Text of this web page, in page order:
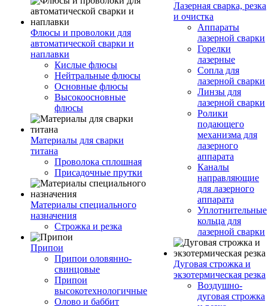
Флюсы и проволоки для
автоматической сварки и
наплавки
Кислые флюсы
Нейтральные флюсы
Основные флюсы
Высокоосновные
флюсы
Материалы для сварки
титана
Проволока сплошная
Присадочные прутки
Материалы специального
назначения
Строжка и резка
Припои
Припои оловянно-
свинцовые
Припои
высокотехнологичные
Олово и баббит
Лазерная сварка, резка
и очистка
Аппараты
лазерной сварки
Горелки
лазерные
Сопла для
лазерной сварки
Линзы для
лазерной сварки
Ролики
подающего
механизма для
лазерного
аппарата
Каналы
направляющие
для лазерного
аппарата
Уплотнительные
кольца для
лазерной сварки
Дуговая строжка и
экзотермическая резка
Воздушно-
дуговая строжка